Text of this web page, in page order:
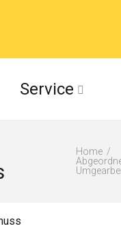
Service
Home